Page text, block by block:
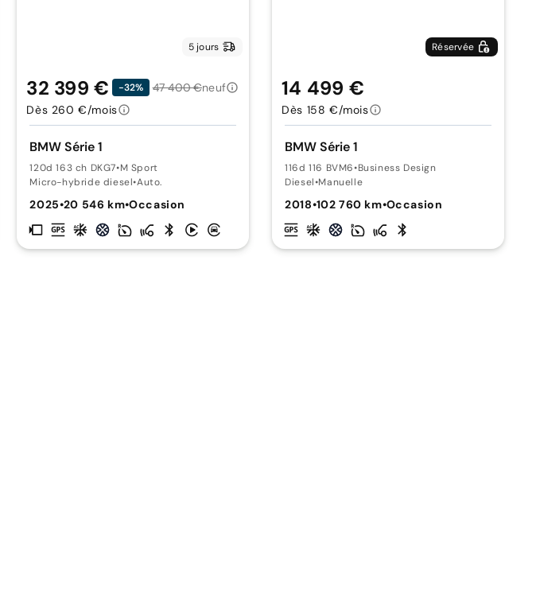
5 jours
BMW Série 1
120d 163 ch DKG7•M Sport
Micro-hybride diesel•Auto.
2025•20 546 km•Occasion
32 399 € -32% 47 400 €neuf
Dès 260 €/mois
Réservée
BMW Série 1
116d 116 BVM6•Business Design
Diesel•Manuelle
2018•102 760 km•Occasion
14 499 €
Dès 158 €/mois